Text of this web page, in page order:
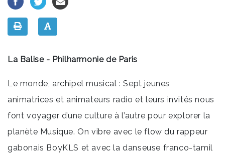
La Balise - Philharmonie de Paris
Le monde, archipel musical : Sept jeunes
animatrices et animateurs radio et leurs invités nous
font voyager d’une culture à l’autre pour explorer la
planète Musique. On vibre avec le flow du rappeur
gabonais BoyKLS et avec la danseuse franco-tamil